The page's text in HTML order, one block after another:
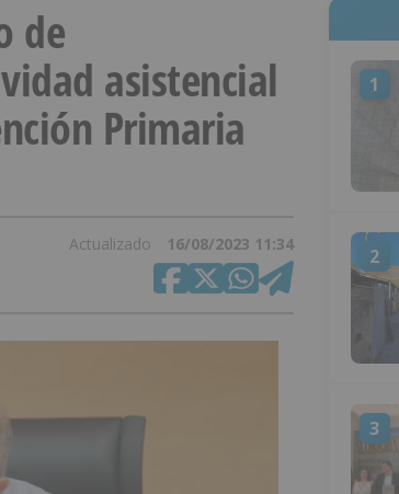
de
asistencial
Primaria
Actualizado 16/08/2023 11:34
1
2
3